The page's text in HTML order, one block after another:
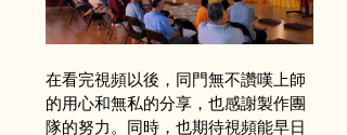
在看完視頻以後，同門無不讚嘆上師
的用心和無私的分享，也感謝製作團
隊的努力。同時，也期待視頻能早日